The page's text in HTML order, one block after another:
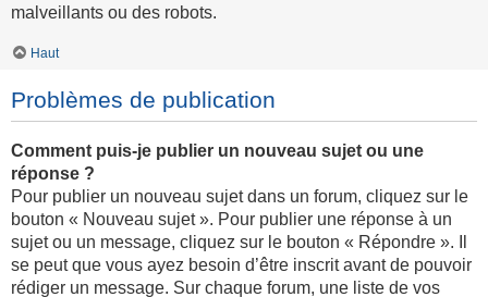
malveillants ou des robots.
Haut
Problèmes de publication
Comment puis-je publier un nouveau sujet ou une
réponse ?
Pour publier un nouveau sujet dans un forum, cliquez sur le
bouton « Nouveau sujet ». Pour publier une réponse à un
sujet ou un message, cliquez sur le bouton « Répondre ». Il
se peut que vous ayez besoin d’être inscrit avant de pouvoir
rédiger un message. Sur chaque forum, une liste de vos